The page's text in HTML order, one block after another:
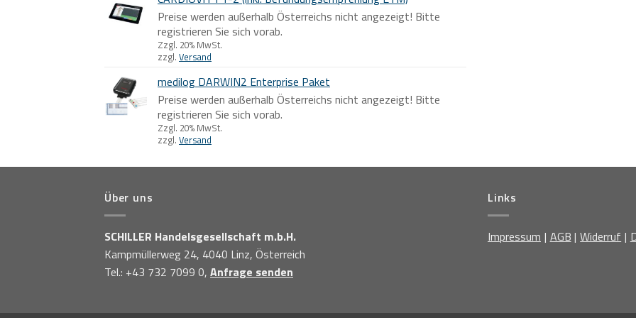
Preise werden außerhalb Österreichs nicht angezeigt! Bitte
registrieren Sie sich vorab.
Zzgl. 20% MwSt.
zzgl. Versand
medilog DARWIN2 Enterprise Paket
Preise werden außerhalb Österreichs nicht angezeigt! Bitte
registrieren Sie sich vorab.
Zzgl. 20% MwSt.
zzgl. Versand
Über uns
SCHILLER Handelsgesellschaft m.b.H.
Kampmüllerweg 24, 4040 Linz, Österreich
Tel.: +43 732 7099 0, Anfrage senden
Links
Impressum AGB Widerruf